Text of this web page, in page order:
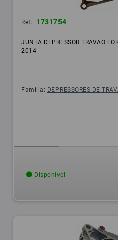
Ref.: 1731754
JUNTA DEPRESSOR TRAVAO
2014
Família: DEPRESSORES DE
Disponível